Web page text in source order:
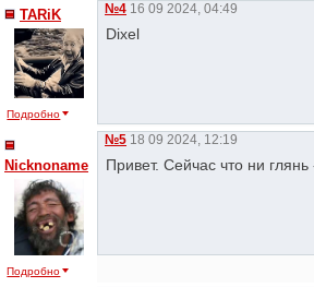
TARiK
Подробно
№4 16 09 2024, 04:49
Dixel
Nicknoname
Подробно
№5 18 09 2024, 12:19
Привет. Сейчас что ни глянь